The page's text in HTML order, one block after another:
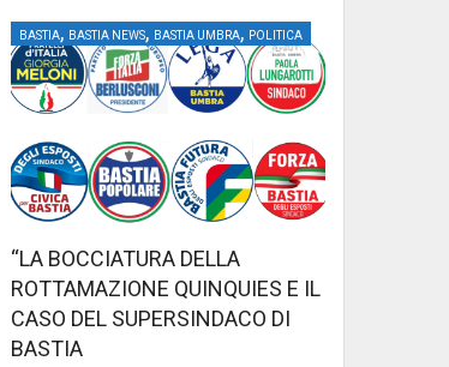
BASTIA, BASTIA NEWS, BASTIA UMBRA, POLITICA
“LA BOCCIATURA DELLA
ROTTAMAZIONE QUINQUIES E IL
CASO DEL SUPERSINDACO DI
BASTIA